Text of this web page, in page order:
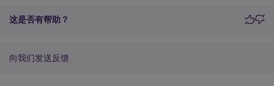
这是否有帮助？
向我们发送反馈